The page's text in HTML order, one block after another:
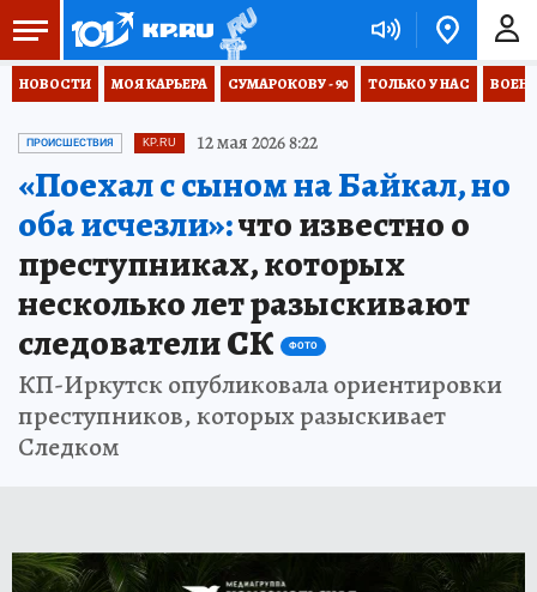
НОВОСТИ МОЯ КАРЬЕРА СУМАРОКОВУ - 90 ТОЛЬКО У НАС
ПРОИСШЕСТВИЯ KP.RU 12 мая 2026 8:22
«Поехал с сыном на Байкал, но
оба исчезли»:что известно о
преступниках, которых
несколько лет разыскивают
следователи СК
ФОТО
КП-Иркутск опубликовала ориентировки
преступников, которых разыскивает
Следком